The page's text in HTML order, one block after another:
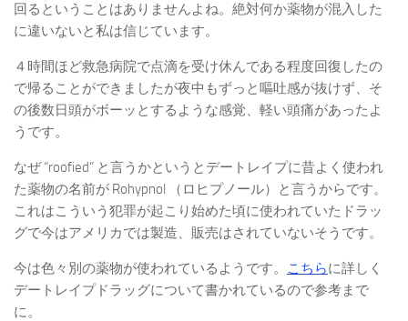
回るということはありませんよね。絶対何か薬物が混入した
に違いないと私は信じています。
４時間ほど救急病院で点滴を受け休んである程度回復したの
で帰ることができましたが夜中もずっと嘔吐感が抜けず、そ
の後数日頭がボーッとするような感覚、軽い頭痛があったよ
うです。
なぜ “roofied” と言うかというとデートレイプに昔よく使われ
た薬物の名前が Rohypnol （ロヒプノール）と言うからです。
これはこういう犯罪が起こり始めた頃に使われていたドラッ
グで今はアメリカでは製造、販売はされていないそうです。
今は色々別の薬物が使われているようです。 こちらに詳しく
デートレイプドラッグについて書かれているので参考まで
に。